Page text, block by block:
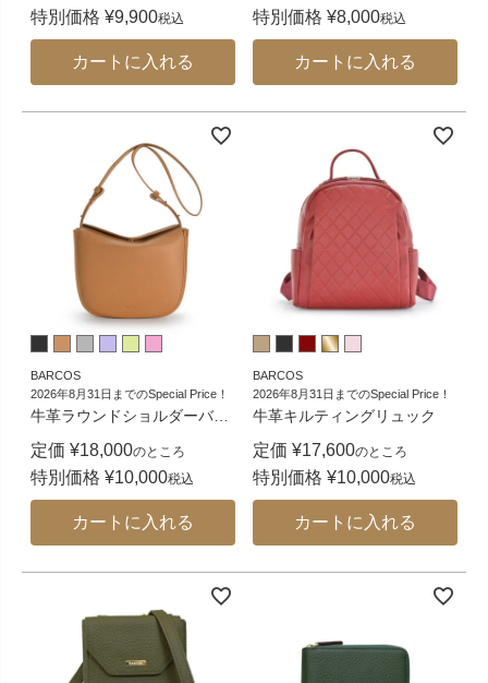
特別価格 ¥9,900税込
カートに入れる
特別価格 ¥8,000税込
カートに入れる
BARCOS
2026年8月31日までのSpecial Price！
牛革ラウンドショルダーバ…
定価 ¥18,000のところ
特別価格 ¥10,000税込
カートに入れる
BARCOS
2026年8月31日までのSpecial Price！
牛革キルティングリュック
定価 ¥17,600のところ
特別価格 ¥10,000税込
カートに入れる